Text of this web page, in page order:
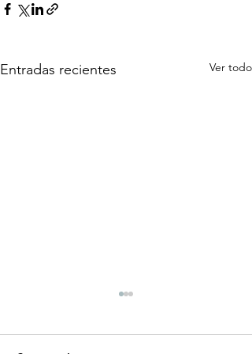
Entradas recientes Ver todo